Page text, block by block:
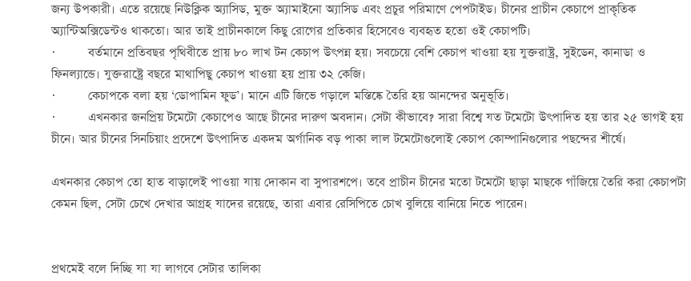
জন্য উপকারী। এতে রয়েছে নিউক্লিক অ্যাসিড, মুক্ত অ্যামাইনো অ্যাসিড এবং প্রচুর পরিমাণে পেপটাইড। চীনের প্রাচীন কেচাপে প্রাকৃতিক
অ্যান্টিঅক্সিডেন্টও থাকতো। আর তাই প্রাচীনকালে কিছু রোগের প্রতিকার হিসেবেও ব্যবহৃত হতো ওই কেচাপটি।
· বর্তমানে প্রতিবছর পৃথিবীতে প্রায় ৮০ লাখ টন কেচাপ উৎপন্ন হয়। সবচেয়ে বেশি কেচাপ খাওয়া হয় যুক্তরাষ্ট্র, সুইডেন, কানাডা ও
ফিনল্যান্ডে। যুক্তরাষ্ট্রে বছরে মাথাপিছু কেচাপ খাওয়া হয় প্রায় ৩২ কেজি।
· কেচাপকে বলা হয় ‘ডোপামিন ফুড’। মানে এটি জিভে গড়ালে মস্তিষ্কে তৈরি হয় আনন্দের অনুভূতি।
· এখনকার জনপ্রিয় টমেটো কেচাপেও আছে চীনের দারুণ অবদান। সেটা কীভাবে? সারা বিশ্বে যত টমেটো উৎপাদিত হয় তার ২৫ ভাগই হয়
চীনে। আর চীনের সিনচিয়াং প্রদেশে উৎপাদিত একদম অর্গানিক বড় পাকা লাল টমেটোগুলোই কেচাপ কোম্পানিগুলোর পছন্দের শীর্ষে।
এখনকার কেচাপ তো হাত বাড়ালেই পাওয়া যায় দোকান বা সুপারশপে। তবে প্রাচীন চীনের মতো টমেটো ছাড়া মাছকে গাঁজিয়ে তৈরি করা কেচাপটা
কেমন ছিল, সেটা চেখে দেখার আগ্রহ যাদের রয়েছে, তারা এবার রেসিপিতে চোখ বুলিয়ে বানিয়ে নিতে পারেন।
প্রথমেই বলে দিচ্ছি যা যা লাগবে সেটার তালিকা